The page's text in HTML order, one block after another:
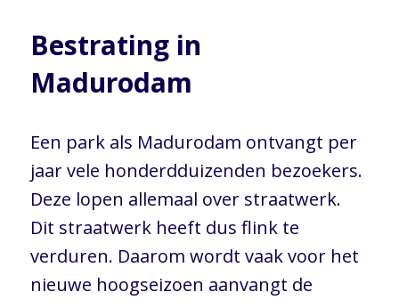
Bestrating in
Madurodam
Een park als Madurodam ontvangt per
jaar vele honderdduizenden bezoekers.
Deze lopen allemaal over straatwerk.
Dit straatwerk heeft dus flink te
verduren. Daarom wordt vaak voor het
nieuwe hoogseizoen aanvangt de